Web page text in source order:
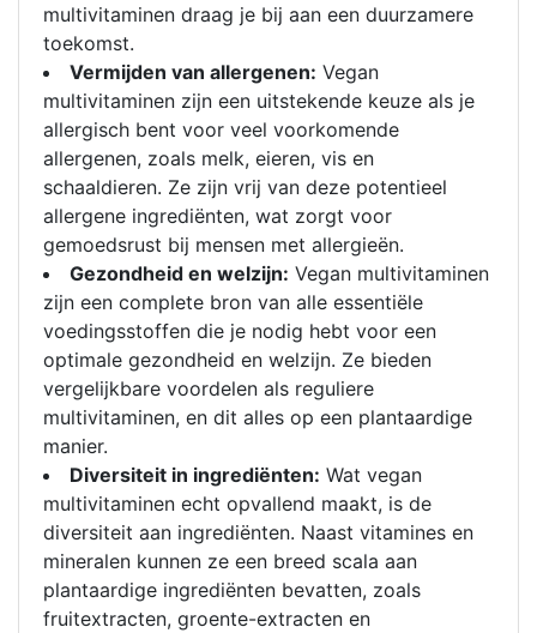
multivitaminen draag je bij aan een duurzamere
toekomst.
Vermijden van allergenen: Vegan
multivitaminen zijn een uitstekende keuze als je
allergisch bent voor veel voorkomende
allergenen, zoals melk, eieren, vis en
schaaldieren. Ze zijn vrij van deze potentieel
allergene ingrediënten, wat zorgt voor
gemoedsrust bij mensen met allergieën.
Gezondheid en welzijn: Vegan multivitaminen
zijn een complete bron van alle essentiële
voedingsstoffen die je nodig hebt voor een
optimale gezondheid en welzijn. Ze bieden
vergelijkbare voordelen als reguliere
multivitaminen, en dit alles op een plantaardige
manier.
Diversiteit in ingrediënten: Wat vegan
multivitaminen echt opvallend maakt, is de
diversiteit aan ingrediënten. Naast vitamines en
mineralen kunnen ze een breed scala aan
plantaardige ingrediënten bevatten, zoals
fruitextracten, groente-extracten en